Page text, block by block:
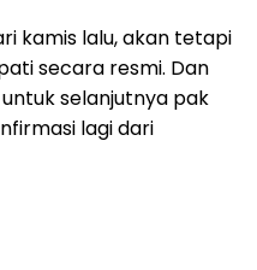
kamis lalu, akan tetapi
secara resmi. Dan
selanjutnya pak
lagi dari